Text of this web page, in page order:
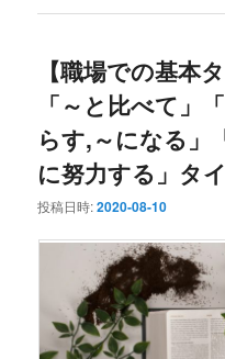
【職場での基本
「～と比べて」
らす,～になる」
に努力する」タ
投稿日時:2020-08-10